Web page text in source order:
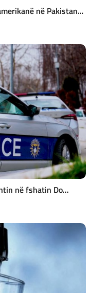
në Pakistan...
në fshatin Do...